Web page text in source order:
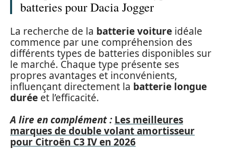
batteries pour Dacia Jogger
La recherche de la batterie voiture idéale
commence par une compréhension des
différents types de batteries disponibles sur
le marché. Chaque type présente ses
propres avantages et inconvénients,
influençant directement la batterie longue
durée et l’efficacité.
A lire en complément : Les meilleures
marques de double volant amortisseur
pour Citroën C3 IV en 2026